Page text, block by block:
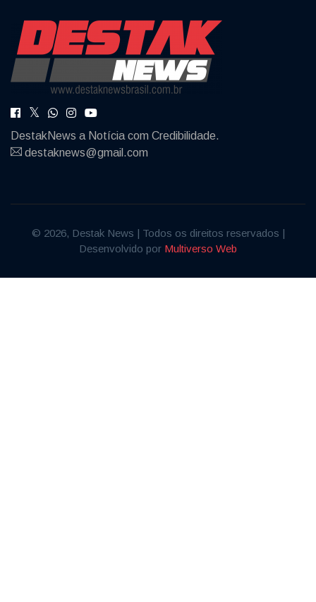
DestakNews a Notícia com Credibilidade.
destaknews@gmail.com
© 2026, Destak News | Todos os direitos reservados |
Desenvolvido por Multiverso Web